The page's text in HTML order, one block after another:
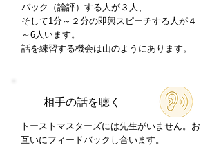
バック
（論評）する人が３人、
そして1分～２分の即興スピーチする人が４
～6人います。
話を練習する機会は山のようにあります。
相手の話を聴く
​トーストマスターズには先生がいません。お
互いにフィードバックし合います。